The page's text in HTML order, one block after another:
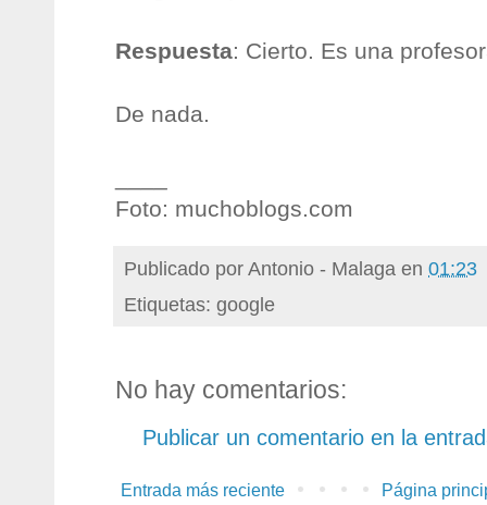
Respuesta: Cierto. Es una
De nada.
Foto: muchoblogs.com
Publicado porAntonio - Malaga en 01:23
Etiquetas: google
No hay comentarios:
Publicar un comentario en la
Entrada más reciente Página